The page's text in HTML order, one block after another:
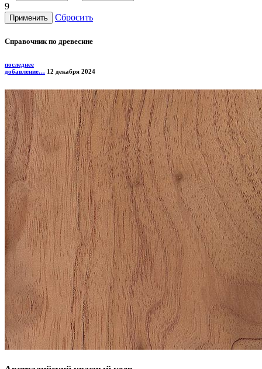
9
Сбросить
Справочник по древесине
последнее
добавление… 12 декабря 2024